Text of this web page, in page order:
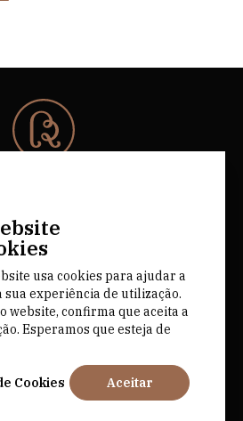
usa cookies para ajudar a
experiência de utilização.
website, confirma que aceita a
Esperamos que esteja de
Cookies Aceitar
RNAAT 684/2019.
by M&ADigital
por